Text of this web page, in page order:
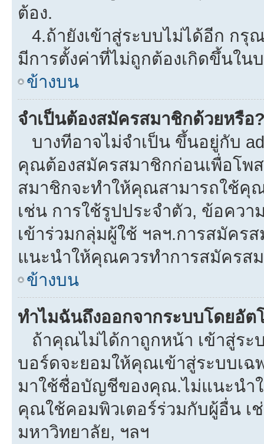
ต้อง.
4.ถ้ายังเข้าสู่ระบบไม่ได้อีก กรุ
มีการตั้งค่าที่ไม่ถูกต้องเกิดขึ้นใน
ข้างบน
จำเป็นต้องสมัครสมาชิกด้วยหรือ
บางทีอาจไม่จำเป็น ขึ้นอยู่กับ
คุณต้องสมัครสมาชิกก่อนเพื่อโพ
สมาชิกจะทำให้คุณสามารถใช้คุ
เช่น การใช้รูปประจำตัว, ข้อคว
เข้าร่วมกลุ่มผู้ใช้ ฯลฯ.การสมัคร
แนะนำให้คุณควรทำการสมัครส
ข้างบน
ทำไมฉันถึงออกจากระบบโดยอัต
ถ้าคุณไม่ได้กาถูกหน้า เข้าสู่ระ
บอร์ดจะยอมให้คุณเข้าสู่ระบบเ
มาใช้ชื่อบัญชีของคุณ.ไม่แนะนำ
คุณใช้คอมพิวเตอร์ร่วมกับผู้อื่น เ
มหาวิทยาลัย, ฯลฯ